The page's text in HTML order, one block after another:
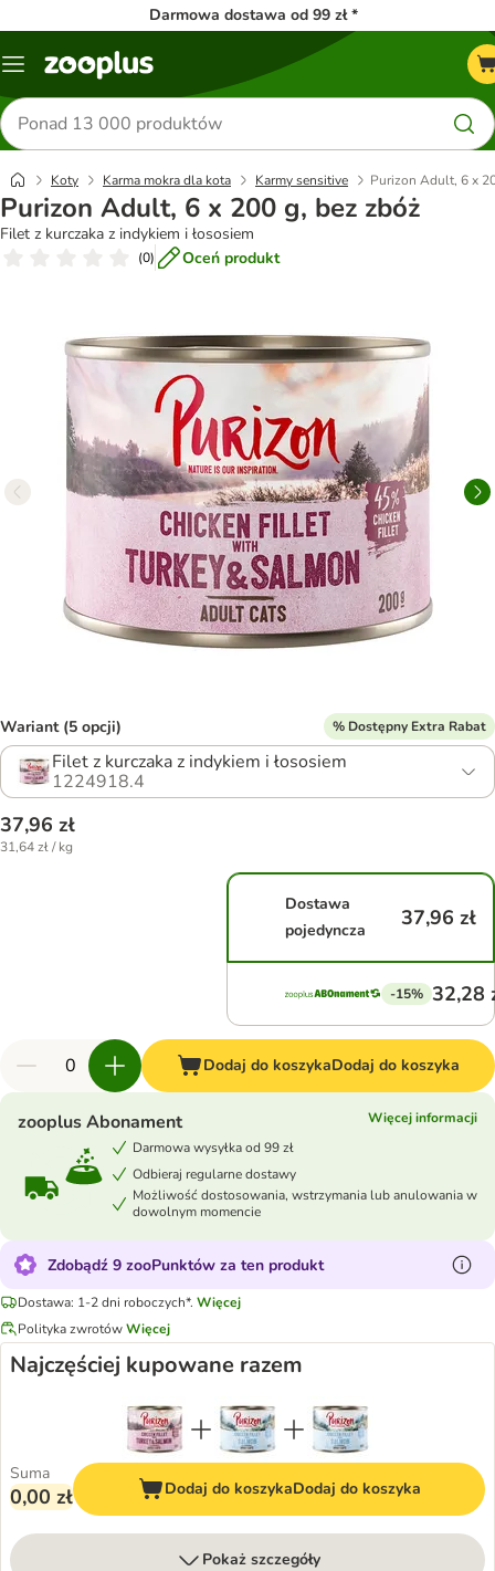
Darmowa dostawa od 99 zł *
Menu
Szukaj
produktów
Koty Karma mokra dla kota Karmy sensitive Purizon Adult, 6 x
Purizon Adult, 6 x 200 g, bez zbóż
Filet z kurczaka z indykiem i łososiem
(0) Oceń produkt
Wariant (5 opcji) % Dostępny Extra Rabat
Filet z kurczaka z indykiem i łososiem
1224918.4
37,96 zł
31,64 zł / kg
Dostawa
pojedyncza
37,96 zł
-15% 32,28
Dodaj do koszykaDodaj do koszyka
zooplus Abonament
Więcej informacji
Darmowa wysyłka od 99 zł
Odbieraj regularne dostawy
Możliwość dostosowania, wstrzymania lub anulowania w
dowolnym momencie
Zdobądź 9 zooPunktów za ten produkt
Dostawa: 1-2 dni roboczych*. Więcej
Polityka zwrotówWięcej
Najczęściej kupowane razem
Suma
0,00 zł Dodaj do koszykaDodaj do koszyka
Pokaż szczegóły